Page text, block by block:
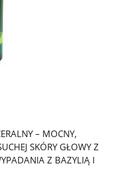
– MOCNY,
SKÓRY GŁOWY Z
Z BAZYLIĄ I